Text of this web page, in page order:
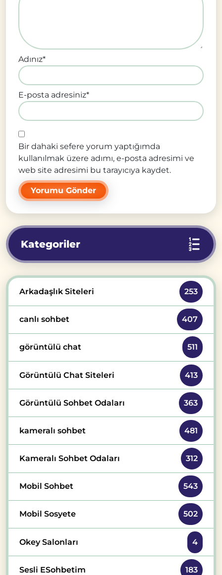
Adınız*
E-posta adresiniz*
Bir dahaki sefere yorum yaptığımda
kullanılmak üzere adımı, e-posta adresimi ve
web site adresimi bu tarayıcıya kaydet.
Kategoriler
Arkadaşlık Siteleri 253
canlı sohbet 407
görüntülü chat 511
Görüntülü Chat Siteleri 413
Görüntülü Sohbet Odaları 363
kameralı sohbet 481
Kameralı Sohbet Odaları 312
Mobil Sohbet 543
Mobil Sosyete 502
Okey Salonları 4
Sesli ESohbetim 183